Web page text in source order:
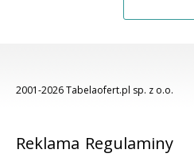
2001-2026 Tabelaofert.pl sp. z o.o.
Reklama Regulaminy